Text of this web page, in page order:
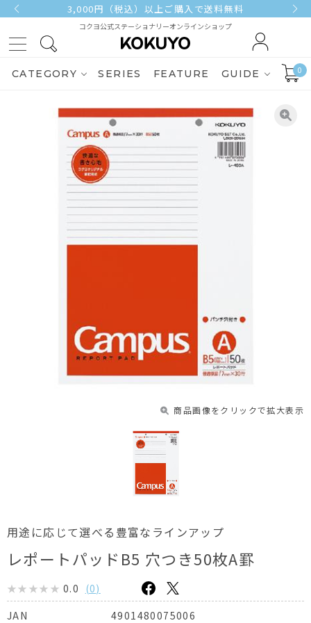
3,000円（税込）以上ご購入で送料無料
コクヨ公式ステーショナリーオンラインショップ
CATEGORY SERIES FEATURE GUIDE 0
商品画像をクリックで拡大表示
用途に応じて選べる豊富なラインアップ
レポートパッドB5 穴つき50枚A罫
0.0 (0)
JAN
4901480075006